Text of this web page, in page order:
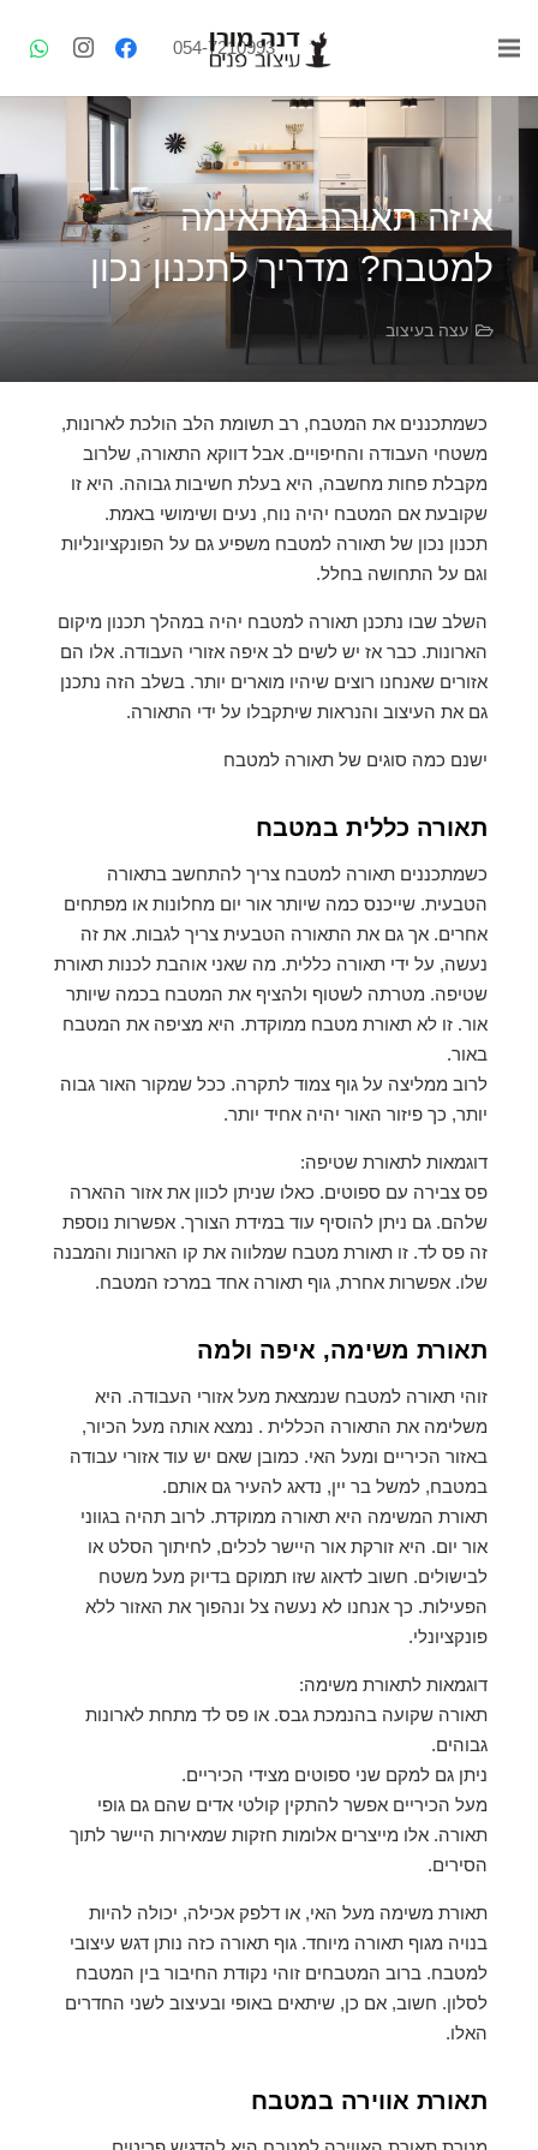
054-7210993
איזה תאורה מתאימה
למטבח? מדריך לתכנון נכון
עצה בעיצוב
כשמתכננים את המטבח, רב תשומת הלב הולכת לארונות,
משטחי העבודה והחיפויים. אבל דווקא התאורה, שלרוב
מקבלת פחות מחשבה, היא בעלת חשיבות גבוהה. היא זו
שקובעת אם המטבח יהיה נוח, נעים ושימושי באמת.
תכנון נכון של תאורה למטבח משפיע גם על הפונקציונליות
וגם על התחושה בחלל.
השלב שבו נתכנן תאורה למטבח יהיה במהלך תכנון מיקום
הארונות. כבר אז יש לשים לב איפה אזורי העבודה. אלו הם
אזורים שאנחנו רוצים שיהיו מוארים יותר. בשלב הזה נתכנן
גם את העיצוב והנראות שיתקבלו על ידי התאורה.
ישנם כמה סוגים של תאורה למטבח
תאורה כללית במטבח
כשמתכננים תאורה למטבח צריך להתחשב בתאורה
הטבעית. שייכנס כמה שיותר אור יום מחלונות או מפתחים
אחרים. אך גם את התאורה הטבעית צריך לגבות. את זה
נעשה, על ידי תאורה כללית. מה שאני אוהבת לכנות תאורת
שטיפה. מטרתה לשטוף ולהציף את המטבח בכמה שיותר
אור. זו לא תאורת מטבח ממוקדת. היא מציפה את המטבח
באור.
לרוב ממליצה על גוף צמוד לתקרה. ככל שמקור האור גבוה
יותר, כך פיזור האור יהיה אחיד יותר.
דוגמאות לתאורת שטיפה:
פס צבירה עם ספוטים. כאלו שניתן לכוון את אזור ההארה
שלהם. גם ניתן להוסיף עוד במידת הצורך. אפשרות נוספת
זה פס לד. זו תאורת מטבח שמלווה את קו הארונות והמבנה
שלו. אפשרות אחרת, גוף תאורה אחד במרכז המטבח.
תאורת משימה, איפה ולמה
זוהי תאורה למטבח שנמצאת מעל אזורי העבודה. היא
משלימה את התאורה הכללית . נמצא אותה מעל הכיור,
באזור הכיריים ומעל האי. כמובן שאם יש עוד אזורי עבודה
במטבח, למשל בר יין, נדאג להעיר גם אותם.
תאורת המשימה היא תאורה ממוקדת. לרוב תהיה בגווני
אור יום. היא זורקת אור היישר לכלים, לחיתוך הסלט או
לבישולים. חשוב לדאוג שזו תמוקם בדיוק מעל משטח
הפעילות. כך אנחנו לא נעשה צל ונהפוך את האזור ללא
פונקציונלי.
דוגמאות לתאורת משימה:
תאורה שקועה בהנמכת גבס. או פס לד מתחת לארונות
גבוהים.
ניתן גם למקם שני ספוטים מצידי הכיריים.
מעל הכיריים אפשר להתקין קולטי אדים שהם גם גופי
תאורה. אלו מייצרים אלומות חזקות שמאירות היישר לתוך
הסירים.
תאורת משימה מעל האי, או דלפק אכילה, יכולה להיות
בנויה מגוף תאורה מיוחד. גוף תאורה כזה נותן דגש עיצובי
למטבח. ברוב המטבחים זוהי נקודת החיבור בין המטבח
לסלון. חשוב, אם כן, שיתאים באופי ובעיצוב לשני החדרים
האלו.
תאורת אווירה במטבח